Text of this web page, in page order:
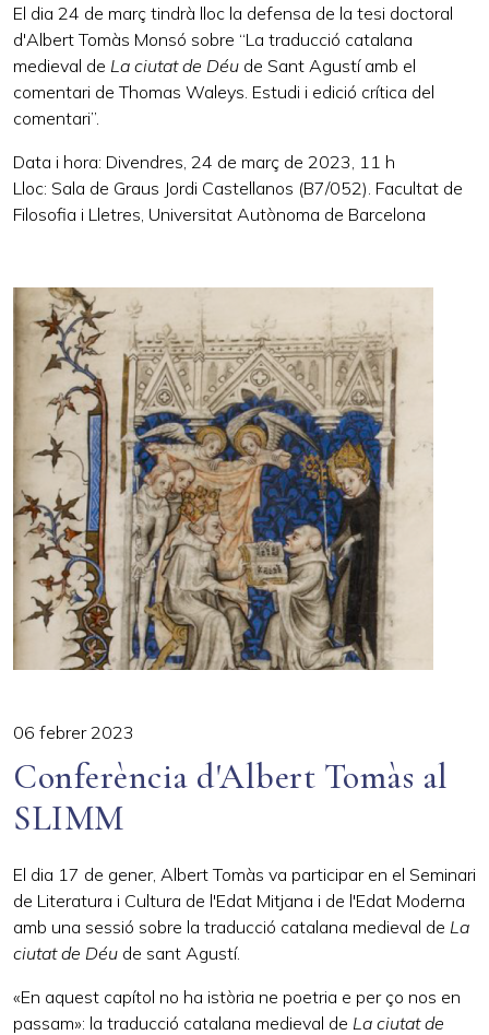
El dia 24 de març tindrà lloc la defensa de la tesi doctoral
d'Albert Tomàs Monsó sobre “La traducció catalana
medieval de La ciutat de Déu de Sant Agustí amb el
comentari de Thomas Waleys. Estudi i edició crítica del
comentari”.
Data i hora: Divendres, 24 de març de 2023, 11 h
Lloc: Sala de Graus Jordi Castellanos (B7/052). Facultat de
Filosofia i Lletres, Universitat Autònoma de Barcelona
06 febrer 2023
Conferència d'Albert Tomàs al
SLIMM
El dia 17 de gener, Albert Tomàs va participar en el Seminari
de Literatura i Cultura de l'Edat Mitjana i de l'Edat Moderna
amb una sessió sobre la traducció catalana medieval de La
ciutat de Déu de sant Agustí.
«En aquest capítol no ha istòria ne poetria e per ço nos en
passam»: la traducció catalana medieval de La ciutat de